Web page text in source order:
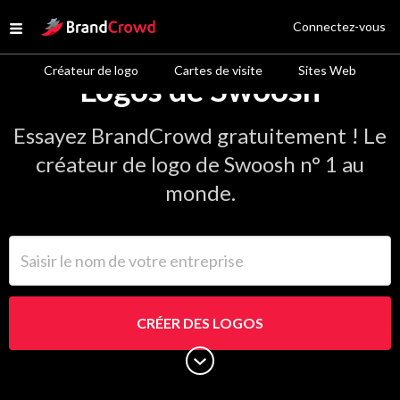
Open menu
Site Logo
Créateur de logo Cartes de visite Sites Web
Connectez-vous
Logos de Swoosh
Essayez BrandCrowd gratuitement ! Le
créateur de logo de Swoosh n° 1 au
monde.
CRÉER DES LOGOS